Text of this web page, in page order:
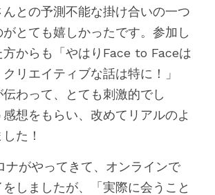
との予測不能な掛け合いの一つ
とても嬉しかったです。参加し
方からも「やはりFace to Faceは
リエイティブな話は特に！」
伝わって、とても刺激的でし
想をもらい、改めてリアルのよ
た！
ナがやってきて、オンラインで
しましたが、「実際に会うこと